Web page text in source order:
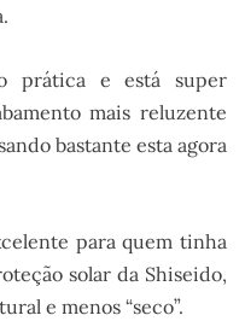
prática e está super
mais reluzente
bastante esta agora
para quem tinha
solar da Shiseido,
e menos “seco”.